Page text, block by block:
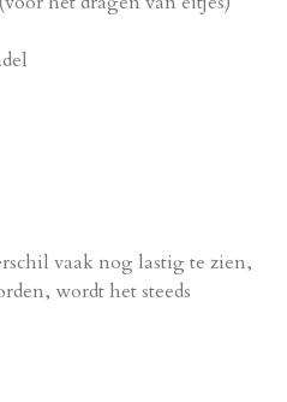
vaak nog lastig te zien,
wordt het steeds